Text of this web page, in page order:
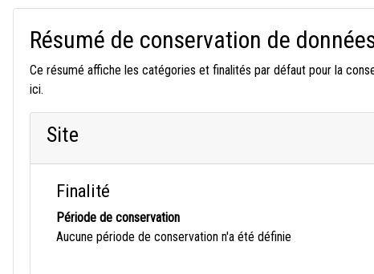
Résumé de conservation de
Ce résumé affiche les catégories et finalités par défaut pour la
ici.
Site
Finalité
Période de conservation
Aucune période de conservation n'a été définie